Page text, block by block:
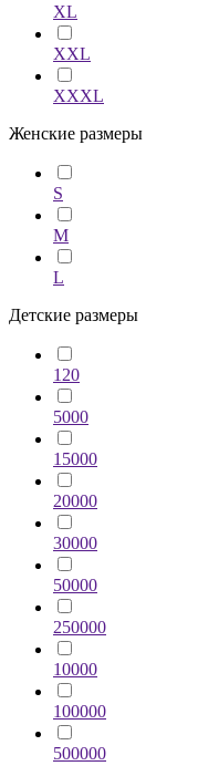
XL
XXL
XXXL
Женские размеры
S
M
L
Детские размеры
120
5000
15000
20000
30000
50000
250000
10000
100000
500000